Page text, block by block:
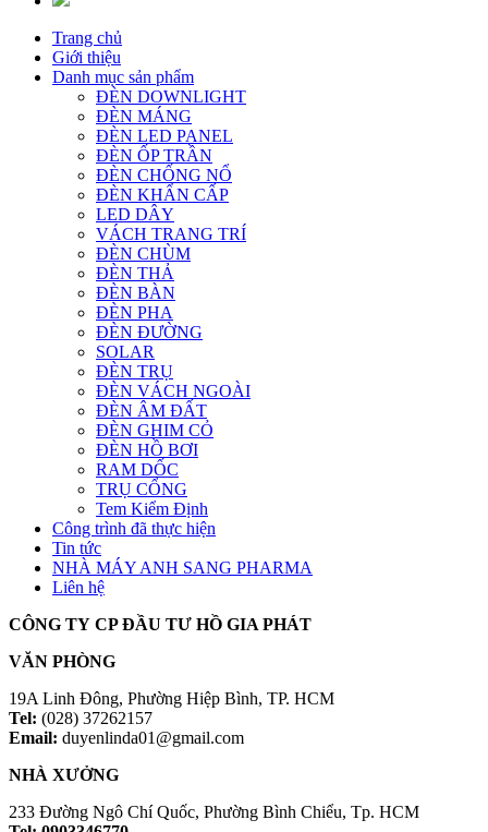
Trang chủ
Giới thiệu
Danh mục sản phẩm
ĐÈN DOWNLIGHT
ĐÈN MÁNG
ĐÈN LED PANEL
ĐÈN ỐP TRẦN
ĐÈN CHỐNG NỔ
ĐÈN KHẨN CẤP
LED DÂY
VÁCH TRANG TRÍ
ĐÈN CHÙM
ĐÈN THẢ
ĐÈN BÀN
ĐÈN PHA
ĐÈN ĐƯỜNG
SOLAR
ĐÈN TRỤ
ĐÈN VÁCH NGOÀI
ĐÈN ÂM ĐẤT
ĐÈN GHIM CỎ
ĐÈN HỒ BƠI
RAM DỐC
TRỤ CỔNG
Tem Kiểm Định
Công trình đã thực hiện
Tin tức
NHÀ MÁY ANH SANG PHARMA
Liên hệ
CÔNG TY CP ĐẦU TƯ HỒ GIA PHÁT
VĂN PHÒNG
19A Linh Đông, Phường Hiệp Bình, TP. HCM
Tel: (028) 37262157
Email: duyenlinda01@gmail.com
NHÀ XƯỞNG
233 Đường Ngô Chí Quốc, Phường Bình Chiểu, Tp. HCM